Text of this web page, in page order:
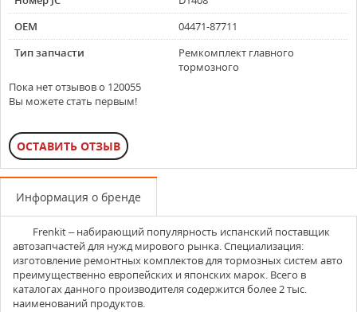
OEM
04471-87711
Тип запчасти
Ремкомплект главного
тормозного
Пока нет отзывов о 120055
Вы можете стать первым!
ОСТАВИТЬ ОТЗЫВ
Информация о бренде
Frenkit– набирающий популярность испанский поставщик
автозапчастей для нужд мирового рынка. Специализация:
изготовление ремонтных комплектов для тормозных систем авто
преимущественно европейских и японских марок. Всего в
каталогах данного производителя содержится более 2 тыс.
наименований продуктов.